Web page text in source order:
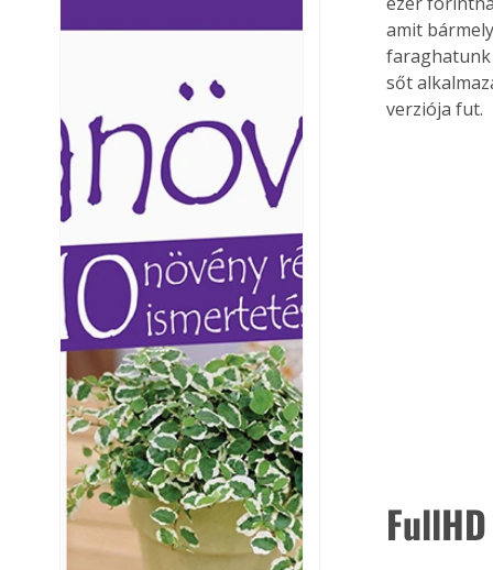
Ezermester
Laptapir kényelmes
amit
faraghatunk
sőt
verziója fut.